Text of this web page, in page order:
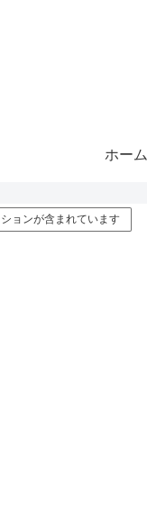
ホーム
ョンが含まれています